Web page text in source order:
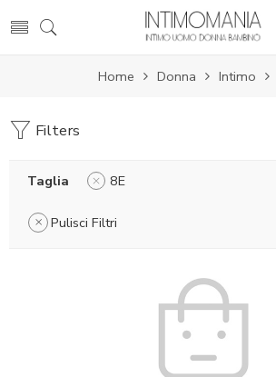
Home Donna Intimo
Filters
Taglia 8E
Pulisci Filtri